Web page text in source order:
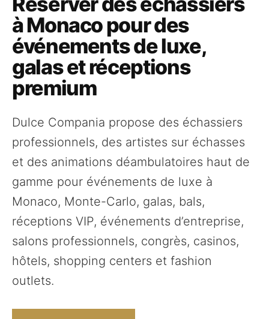
à Monaco pour des
événements de luxe,
galas et réceptions
premium
Dulce Compania propose des échassiers
professionnels, des artistes sur échasses
et des animations déambulatoires haut de
gamme pour événements de luxe à
Monaco, Monte-Carlo, galas, bals,
réceptions VIP, événements d’entreprise,
salons professionnels, congrès, casinos,
hôtels, shopping centers et fashion
outlets.